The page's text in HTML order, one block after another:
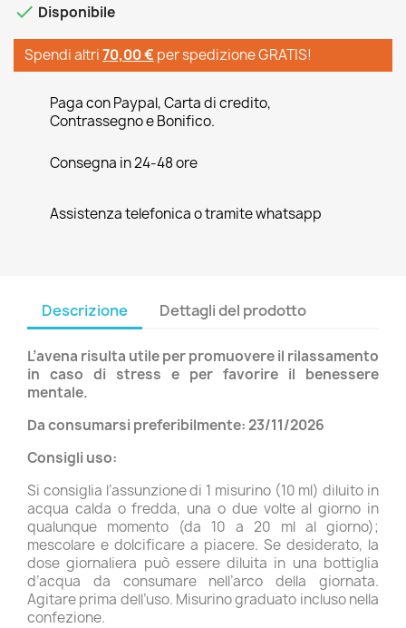
 Disponibile
Spendi altri70,00 € per spedizione GRATIS!
Paga con Paypal, Carta di credito,
Contrassegno e Bonifico.
Consegna in 24-48 ore
Assistenza telefonica o tramite whatsapp
Descrizione Dettagli del prodotto
L’avena risulta utile per promuovere il rilassamento
in caso di stress e per favorire il benessere
mentale.
Da consumarsi preferibilmente: 23/11/2026
Consigli uso:
Si consiglia l’assunzione di 1 misurino (10 ml) diluito in
acqua calda o fredda, una o due volte al giorno in
qualunque momento (da 10 a 20 ml al giorno);
mescolare e dolcificare a piacere. Se desiderato, la
dose giornaliera può essere diluita in una bottiglia
d’acqua da consumare nell’arco della giornata.
Agitare prima dell’uso. Misurino graduato incluso nella
confezione.